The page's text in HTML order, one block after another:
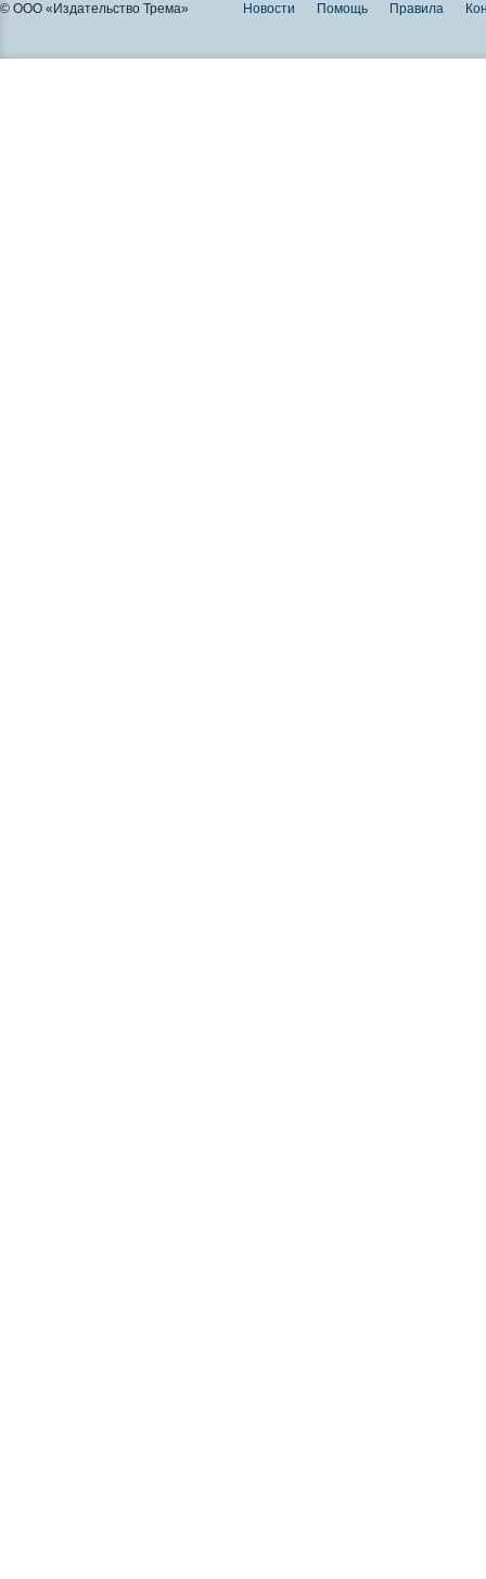
© ООО «Издательство Трема» Новости Помощь Правила